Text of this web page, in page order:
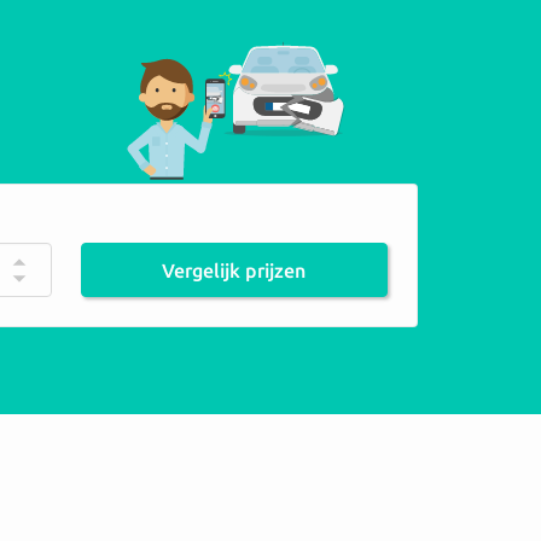
Vergelijk prijzen